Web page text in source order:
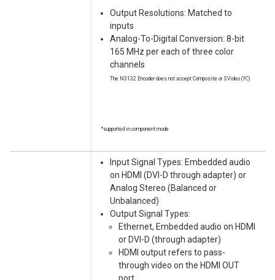
Output Resolutions: Matched to
inputs
Analog-To-Digital Conversion: 8-bit
165 MHz per each of three color
channels
The N3132 Encoder does not accept Composite or SVideo (YC)
*supported in component mode
Input Signal Types: Embedded audio
on HDMI (DVI-D through adapter) or
Analog Stereo (Balanced or
Unbalanced)
Output Signal Types:
Ethernet, Embedded audio on HDMI
or DVI-D (through adapter)
HDMI output refers to pass-
through video on the HDMI OUT